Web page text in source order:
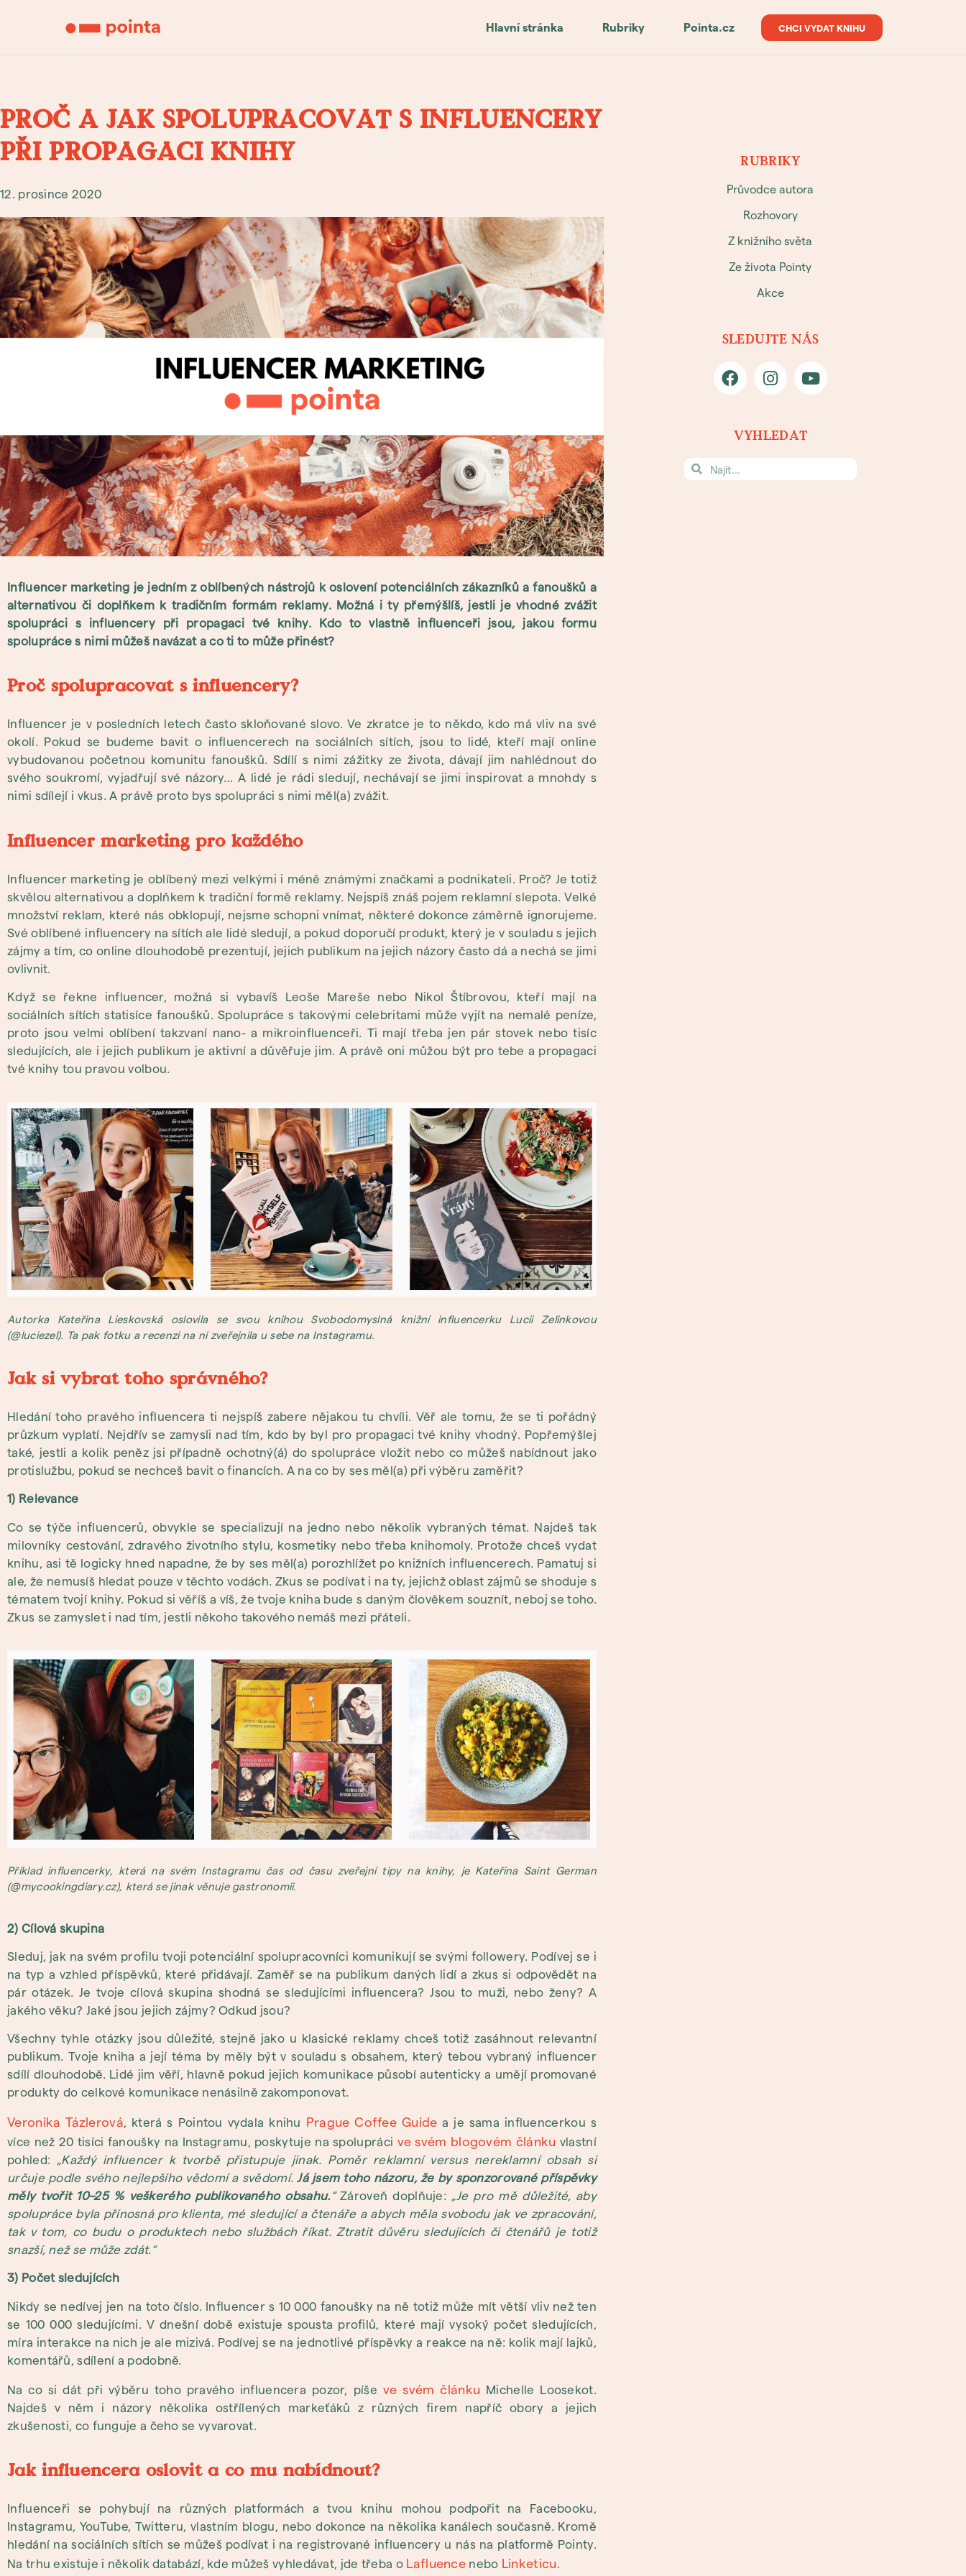
Hlavní stránka Rubriky Pointa.cz CHCI VYDAT KNIHU
PROČ A JAK SPOLUPRACOVAT S INFLUENCERY
PŘI PROPAGACI KNIHY
12. prosince 2020
Influencer marketing je jedním z oblíbených nástrojů k oslovení potenciálních zákazníků a fanoušků a
alternativou či doplňkem k tradičním formám reklamy. Možná i ty přemýšlíš, jestli je vhodné zvážit
spolupráci s influencery při propagaci tvé knihy. Kdo to vlastně influenceři jsou, jakou formu
spolupráce s nimi můžeš navázat a co ti to může přinést?
Proč spolupracovat s influencery?
Influencer je v posledních letech často skloňované slovo. Ve zkratce je to někdo, kdo má vliv na své
okolí. Pokud se budeme bavit o influencerech na sociálních sítích, jsou to lidé, kteří mají online
vybudovanou početnou komunitu fanoušků. Sdílí s nimi zážitky ze života, dávají jim nahlédnout do
svého soukromí, vyjadřují své názory… A lidé je rádi sledují, nechávají se jimi inspirovat a mnohdy s
nimi sdílejí i vkus. A právě proto bys spolupráci s nimi měl(a) zvážit.
Influencer marketing pro každého
Influencer marketing je oblíbený mezi velkými i méně známými značkami a podnikateli. Proč? Je totiž
skvělou alternativou a doplňkem k tradiční formě reklamy. Nejspíš znáš pojem reklamní slepota. Velké
množství reklam, které nás obklopují, nejsme schopni vnímat, některé dokonce záměrně ignorujeme.
Své oblíbené influencery na sítích ale lidé sledují, a pokud doporučí produkt, který je v souladu s jejich
zájmy a tím, co online dlouhodobě prezentují, jejich publikum na jejich názory často dá a nechá se jimi
ovlivnit.
Když se řekne influencer, možná si vybavíš Leoše Mareše nebo Nikol Štíbrovou, kteří mají na
sociálních sítích statisíce fanoušků. Spolupráce s takovými celebritami může vyjít na nemalé peníze,
proto jsou velmi oblíbení takzvaní nano- a mikroinfluenceři. Ti mají třeba jen pár stovek nebo tisíc
sledujících, ale i jejich publikum je aktivní a důvěřuje jim. A právě oni můžou být pro tebe a propagaci
tvé knihy tou pravou volbou.
Autorka Kateřina Lieskovská oslovila se svou knihou Svobodomyslná knižní influencerku Lucii Zelinkovou
(@luciezel). Ta pak fotku a recenzi na ni zveřejnila u sebe na Instagramu.
Jak si vybrat toho správného?
Hledání toho pravého influencera ti nejspíš zabere nějakou tu chvíli. Věř ale tomu, že se ti pořádný
průzkum vyplatí. Nejdřív se zamysli nad tím, kdo by byl pro propagaci tvé knihy vhodný. Popřemýšlej
také, jestli a kolik peněz jsi případně ochotný(á) do spolupráce vložit nebo co můžeš nabídnout jako
protislužbu, pokud se nechceš bavit o financích. A na co by ses měl(a) při výběru zaměřit?
1) Relevance
Co se týče influencerů, obvykle se specializují na jedno nebo několik vybraných témat. Najdeš tak
milovníky cestování, zdravého životního stylu, kosmetiky nebo třeba knihomoly. Protože chceš vydat
knihu, asi tě logicky hned napadne, že by ses měl(a) porozhlížet po knižních influencerech. Pamatuj si
ale, že nemusíš hledat pouze v těchto vodách. Zkus se podívat i na ty, jejichž oblast zájmů se shoduje s
tématem tvojí knihy. Pokud si věříš a víš, že tvoje kniha bude s daným člověkem souznít, neboj se toho.
Zkus se zamyslet i nad tím, jestli někoho takového nemáš mezi přáteli.
Příklad influencerky, která na svém Instagramu čas od času zveřejní tipy na knihy, je Kateřina Saint German
(@mycookingdiary.cz), která se jinak věnuje gastronomii.
2) Cílová skupina
Sleduj, jak na svém profilu tvoji potenciální spolupracovníci komunikují se svými followery. Podívej se i
na typ a vzhled příspěvků, které přidávají. Zaměř se na publikum daných lidí a zkus si odpovědět na
pár otázek. Je tvoje cílová skupina shodná se sledujícími influencera? Jsou to muži, nebo ženy? A
jakého věku? Jaké jsou jejich zájmy? Odkud jsou?
Všechny tyhle otázky jsou důležité, stejně jako u klasické reklamy chceš totiž zasáhnout relevantní
publikum. Tvoje kniha a její téma by měly být v souladu s obsahem, který tebou vybraný influencer
sdílí dlouhodobě. Lidé jim věří, hlavně pokud jejich komunikace působí autenticky a umějí promované
produkty do celkové komunikace nenásilně zakomponovat.
Veronika Tázlerová , která s Pointou vydala knihu Prague Coffee Guide a je sama influencerkou s
více než 20 tisíci fanoušky na Instagramu, poskytuje na spolupráci ve svém blogovém článku vlastní
pohled:
„Každý influencer k tvorbě přistupuje jinak. Poměr reklamní versus nereklamní obsah si
určuje podle svého nejlepšího vědomí a svědomí. Já jsem toho názoru, že by sponzorované příspěvky
měly tvořit 10–25 % veškerého publikovaného obsahu. “Zároveň doplňuje:
„Je pro mě důležité, aby
spolupráce byla přínosná pro klienta, mé sledující a čtenáře a abych měla svobodu jak ve zpracování,
tak v tom, co budu o produktech nebo službách říkat. Ztratit důvěru sledujících či čtenářů je totiž
snazší, než se může zdát.“
3) Počet sledujících
Nikdy se nedívej jen na toto číslo. Influencer s 10 000 fanoušky na ně totiž může mít větší vliv než ten
se 100 000 sledujícími. V dnešní době existuje spousta profilů, které mají vysoký počet sledujících,
míra interakce na nich je ale mizivá. Podívej se na jednotlivé příspěvky a reakce na ně: kolik mají lajků,
komentářů, sdílení a podobně.
Na co si dát při výběru toho pravého influencera pozor, píše ve svém článku Michelle Loosekot.
Najdeš v něm i názory několika ostřílených markeťáků z různých firem napříč obory a jejich
zkušenosti, co funguje a čeho se vyvarovat.
Jak influencera oslovit a co mu nabídnout?
Influenceři se pohybují na různých platformách a tvou knihu mohou podpořit na Facebooku,
Instagramu, YouTube, Twitteru, vlastním blogu, nebo dokonce na několika kanálech současně. Kromě
hledání na sociálních sítích se můžeš podívat i na registrované influencery u nás na platformě Pointy.
Na trhu existuje i několik databází, kde můžeš vyhledávat, jde třeba o Lafluence nebo Linketicu.
RUBRIKY
Průvodce autora
Rozhovory
Z knižního světa
Ze života Pointy
Akce
SLEDUJTE NÁS
VYHLEDAT